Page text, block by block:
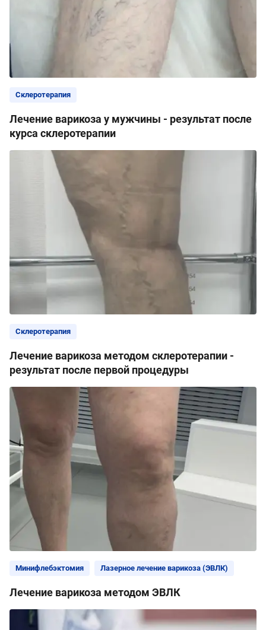
Склеротерапия
Лечение варикоза у мужчины - результат после
курса склеротерапии
Склеротерапия
Лечение варикоза методом склеротерапии -
результат после первой процедуры
Минифлебэктомия Лазерное лечение варикоза (ЭВЛК)
Лечение варикоза методом ЭВЛК